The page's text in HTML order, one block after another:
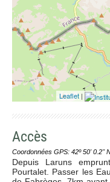
Leaflet |
Accès
Coordonnées GPS: 42º 50' 0.2''
Depuis Laruns
Pourtalet. Passer les